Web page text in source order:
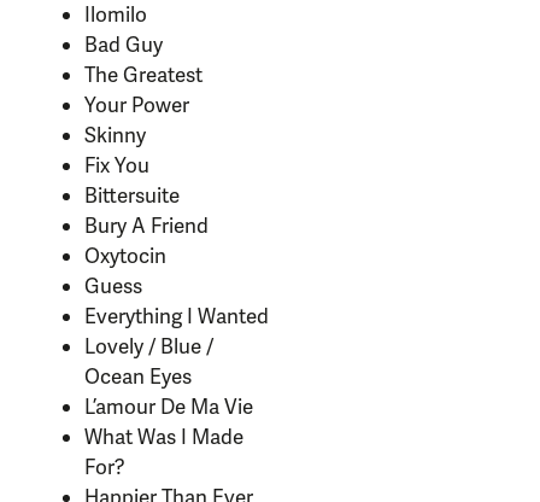
Ilomilo
Bad Guy
The Greatest
Your Power
Skinny
Fix You
Bittersuite
Bury A Friend
Oxytocin
Guess
Everything I Wanted
Lovely / Blue /
Ocean Eyes
L’amour De Ma Vie
What Was I Made
For?